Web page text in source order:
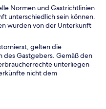
Normen und Gastrichtlinien
unterschiedlich sein können.
wurden von der Unterkunft
gelten die
Gastgebers. Gemäß den
unterliegen
nicht dem